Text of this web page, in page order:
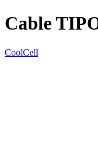
Cable
CoolCell